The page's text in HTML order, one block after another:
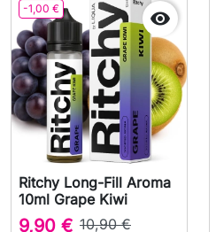
-1,00 € 
Ritchy Long-Fill Aroma
10ml Grape Kiwi
9,90 € 10,90 €